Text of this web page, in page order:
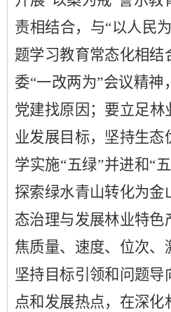
责相结合，与“以人民
题学习教育常态化相结
委“一改两为”会议精神
党建找原因；要立足林
业发展目标，坚持生态
学实施“五绿”并进和“
探索绿水青山转化为金
态治理与发展林业特色
焦质量、速度、位次、
坚持目标引领和问题
点和发展热点，在深